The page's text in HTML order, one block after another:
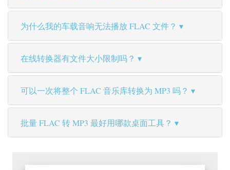
为什么我的车载音响无法播放 FLAC 文件？
在线转换器有文件大小限制吗？
可以一次将整个 FLAC 音乐库转换为 MP3 吗？
批量 FLAC 转 MP3 最好用哪款桌面工具？